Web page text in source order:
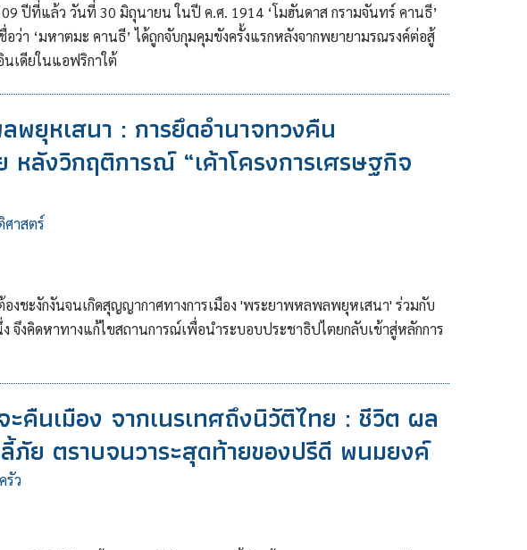
ปีที่แล้ว วันที่ 30 มิถุนายน ในปี ค.ศ. 1914 ‘โมฮันดาส กรามจันทร์ คานธี’
ว่า ‘มหาตมะ คานธี’ ได้ถูกจับกุมคุมขังครั้งแรกหลังจากพยายามรณรงค์ต่อสู้
นเดียในแอฟริกาใต้
พยุหเสนา : การยึดอำนาจทวงคืน
หลังวิกฤติการณ์ “เค้าโครงการเศรษฐกิจ
ศาสตร์
งชะงักงันจนเกิดสุญญากาศทางการเมือง 'พระยาพหลพลพยุหเสนา' ร่วมกับ
จึงคิดหาทางแก้ไขสถานการณ์เพื่อนำระบอบประชาธิปไตยกลับเข้าสู่หลักการ
คืนเมือง จากเนรเทศถึงนิวัติไทย : ชีวิต ผล
ภัย ตราบจนวาระสุดท้ายของปรีดี พนมยงค์
รัว